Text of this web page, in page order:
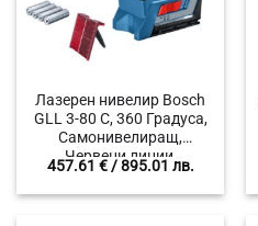
Лазерен нивелир Bosch
GLL 3-80 C, 360 Градуса,
Самонивелиращ,
Червени линии,
Включени аксесоари
457.61 €/ 895.01 лв.